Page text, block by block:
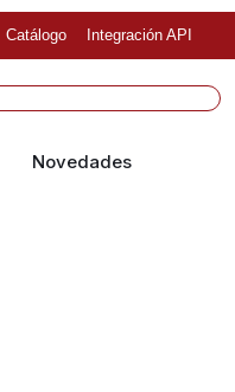
Catálogo Integración API
Novedades